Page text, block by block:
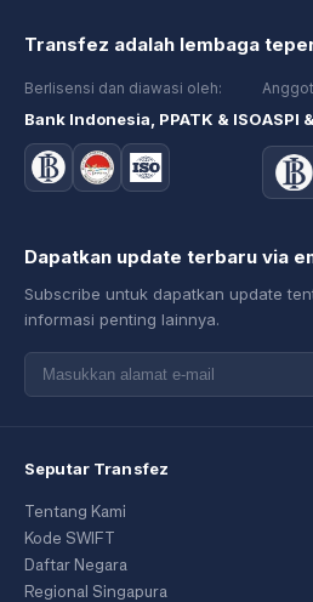
Transfez adalah lembaga
Berlisensi dan diawasi oleh:
Bank Indonesia, PPATK & ISOASPI
Dapatkan update terbaru via
Subscribe untuk dapatkan update
informasi penting lainnya.
Seputar Transfez
Tentang Kami
Kode SWIFT
Daftar Negara
Regional Singapura